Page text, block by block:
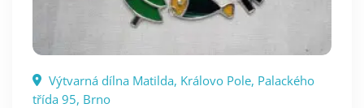
Výtvarná dílna Matilda, Královo Pole, Palackého
třída 95, Brno